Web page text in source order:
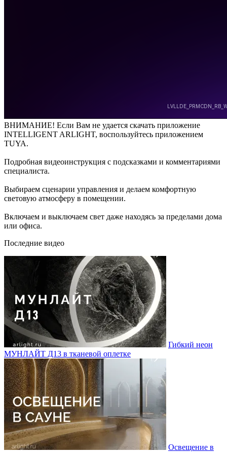
ВНИМАНИЕ! Если Вам не удается скачать приложение
INTELLIGENT ARLIGHT, воспользуйтесь приложением
TUYA.
Подробная видеоинструкция с подсказками и комментариями
специалиста.
Выбираем сценарии управления и делаем комфортную
световую атмосферу в помещении.
Включаем и выключаем свет даже находясь за пределами дома
или офиса.
Последние видео
Гибкий неон
МУНЛАЙТ Д13 в тканевой оплетке
Освещение в